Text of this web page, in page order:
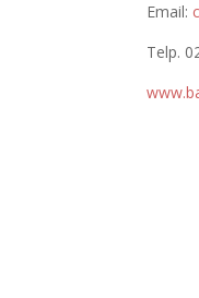
Email:
Telp.